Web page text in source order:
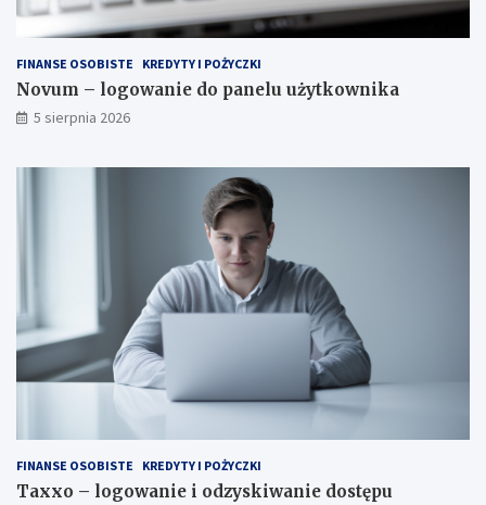
FINANSE OSOBISTE KREDYTY I POŻYCZKI
Novum – logowanie do panelu użytkownika
5 sierpnia 2026
FINANSE OSOBISTE KREDYTY I POŻYCZKI
Taxxo – logowanie i odzyskiwanie dostępu